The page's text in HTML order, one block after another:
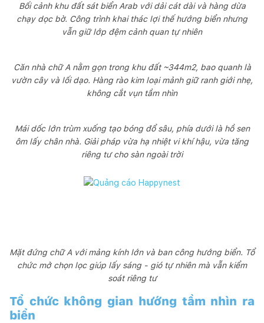
Bối cảnh khu đất sát biển Arab với dải cát dài và hàng dừa
chạy dọc bờ. Công trình khai thác lợi thế hướng biển nhưng
vẫn giữ lớp đệm cảnh quan tự nhiên
Căn nhà chữ A nằm gọn trong khu đất ~344m2, bao quanh là
vườn cây và lối dạo. Hàng rào kim loại mảnh giữ ranh giới nhẹ,
không cắt vụn tầm nhìn
Mái dốc lớn trùm xuống tạo bóng đổ sâu, phía dưới là hồ sen
ôm lấy chân nhà. Giải pháp vừa hạ nhiệt vi khí hậu, vừa tăng
riêng tư cho sàn ngoài trời
Mặt đứng chữ A với mảng kính lớn và ban công hướng biển. Tổ
chức mở chọn lọc giúp lấy sáng - gió tự nhiên mà vẫn kiểm
soát riêng tư
Tổ chức không gian hướng tầm nhìn ra
biển